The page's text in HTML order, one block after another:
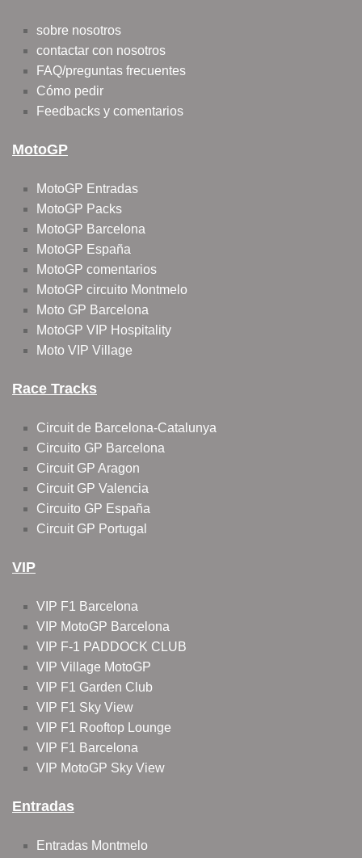
sobre nosotros
contactar con nosotros
FAQ/preguntas frecuentes
Cómo pedir
Feedbacks y comentarios
MotoGP
MotoGP Entradas
MotoGP Packs
MotoGP Barcelona
MotoGP España
MotoGP comentarios
MotoGP circuito Montmelo
Moto GP Barcelona
MotoGP VIP Hospitality
Moto VIP Village
Race Tracks
Circuit de Barcelona-Catalunya
Circuito GP Barcelona
Circuit GP Aragon
Circuit GP Valencia
Circuito GP España
Circuit GP Portugal
VIP
VIP F1 Barcelona
VIP MotoGP Barcelona
VIP F-1 PADDOCK CLUB
VIP Village MotoGP
VIP F1 Garden Club
VIP F1 Sky View
VIP F1 Rooftop Lounge
VIP F1 Barcelona
VIP MotoGP Sky View
Entradas
Entradas Montmelo